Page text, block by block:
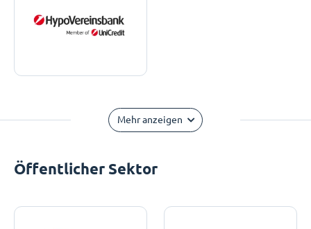
Mehr anzeigen
Öffentlicher Sektor